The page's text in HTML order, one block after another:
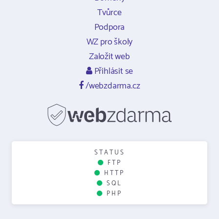
Tvůrce
Podpora
WZ pro školy
Založit web
Přihlásit se
/webzdarma.cz
STATUS
FTP
HTTP
SQL
PHP